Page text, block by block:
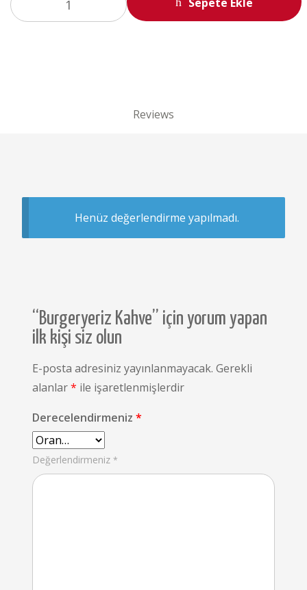
Reviews
Henüz değerlendirme yapılmadı.
“Burgeryeriz Kahve” için yorum yapan
ilk kişi siz olun
E-posta adresiniz yayınlanmayacak. Gerekli
alanlar* ile işaretlenmişlerdir
Derecelendirmeniz *
Değerlendirmeniz *